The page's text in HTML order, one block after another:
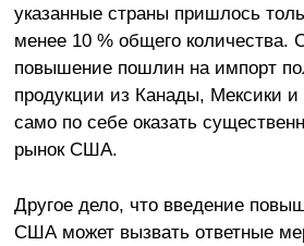
указанные страны пришлось
менее 10 % общего количества.
повышение пошлин на импорт
продукции из Канады, Мексики
само по себе оказать
рынок США.
Другое дело, что введение
США может вызвать ответные